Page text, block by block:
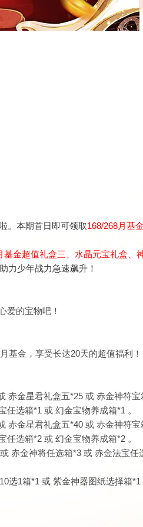
。本期首日即可领取168/268月基
基金超值礼盒三 、水晶元宝礼盒、
力少年战力急速飙升！
爱的宝物吧！
基金，享受长达20天的超值福利！
赤金星君礼盒五*25 或 赤金神符宝
任选箱*1 或 幻金宝物养成箱*1 。
赤金星君礼盒五*40 或 赤金神符宝
任选箱*2 或 幻金宝物养成箱*2 。
赤金神将任选箱*3 或 赤金法宝任
选1箱*1 或 紫金神器图纸选择箱*1